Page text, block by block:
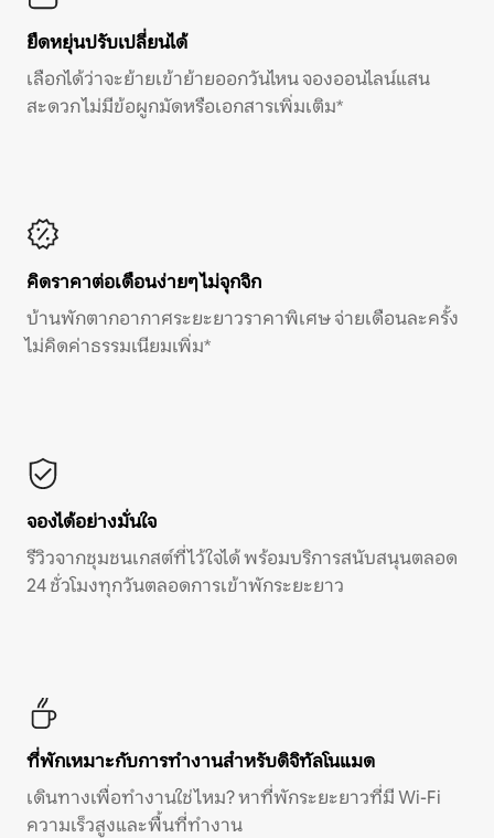
ยืดหยุ่นปรับเปลี่ยนได้
เลือกได้ว่าจะย้ายเข้าย้ายออกวันไหน จองออนไลน์แสน
สะดวก ไม่มีข้อผูกมัดหรือเอกสารเพิ่มเติม*
คิดราคาต่อเดือนง่ายๆ ไม่จุกจิก
บ้านพักตากอากาศระยะยาวราคาพิเศษ จ่ายเดือนละครั้ง
ไม่คิดค่าธรรมเนียมเพิ่ม*
จองได้อย่างมั่นใจ
รีวิวจากชุมชนเกสต์ที่ไว้ใจได้ พร้อมบริการสนับสนุนตลอด
24 ชั่วโมงทุกวันตลอดการเข้าพักระยะยาว
ที่พักเหมาะกับการทำงานสำหรับดิจิทัลโนแมด
เดินทางเพื่อทำงานใช่ไหม? หาที่พักระยะยาวที่มี Wi-Fi
ความเร็วสูงและพื้นที่ทำงาน